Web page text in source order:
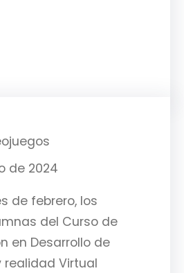
de 2024
de febrero, los
del Curso de
en Desarrollo de
realidad Virtual